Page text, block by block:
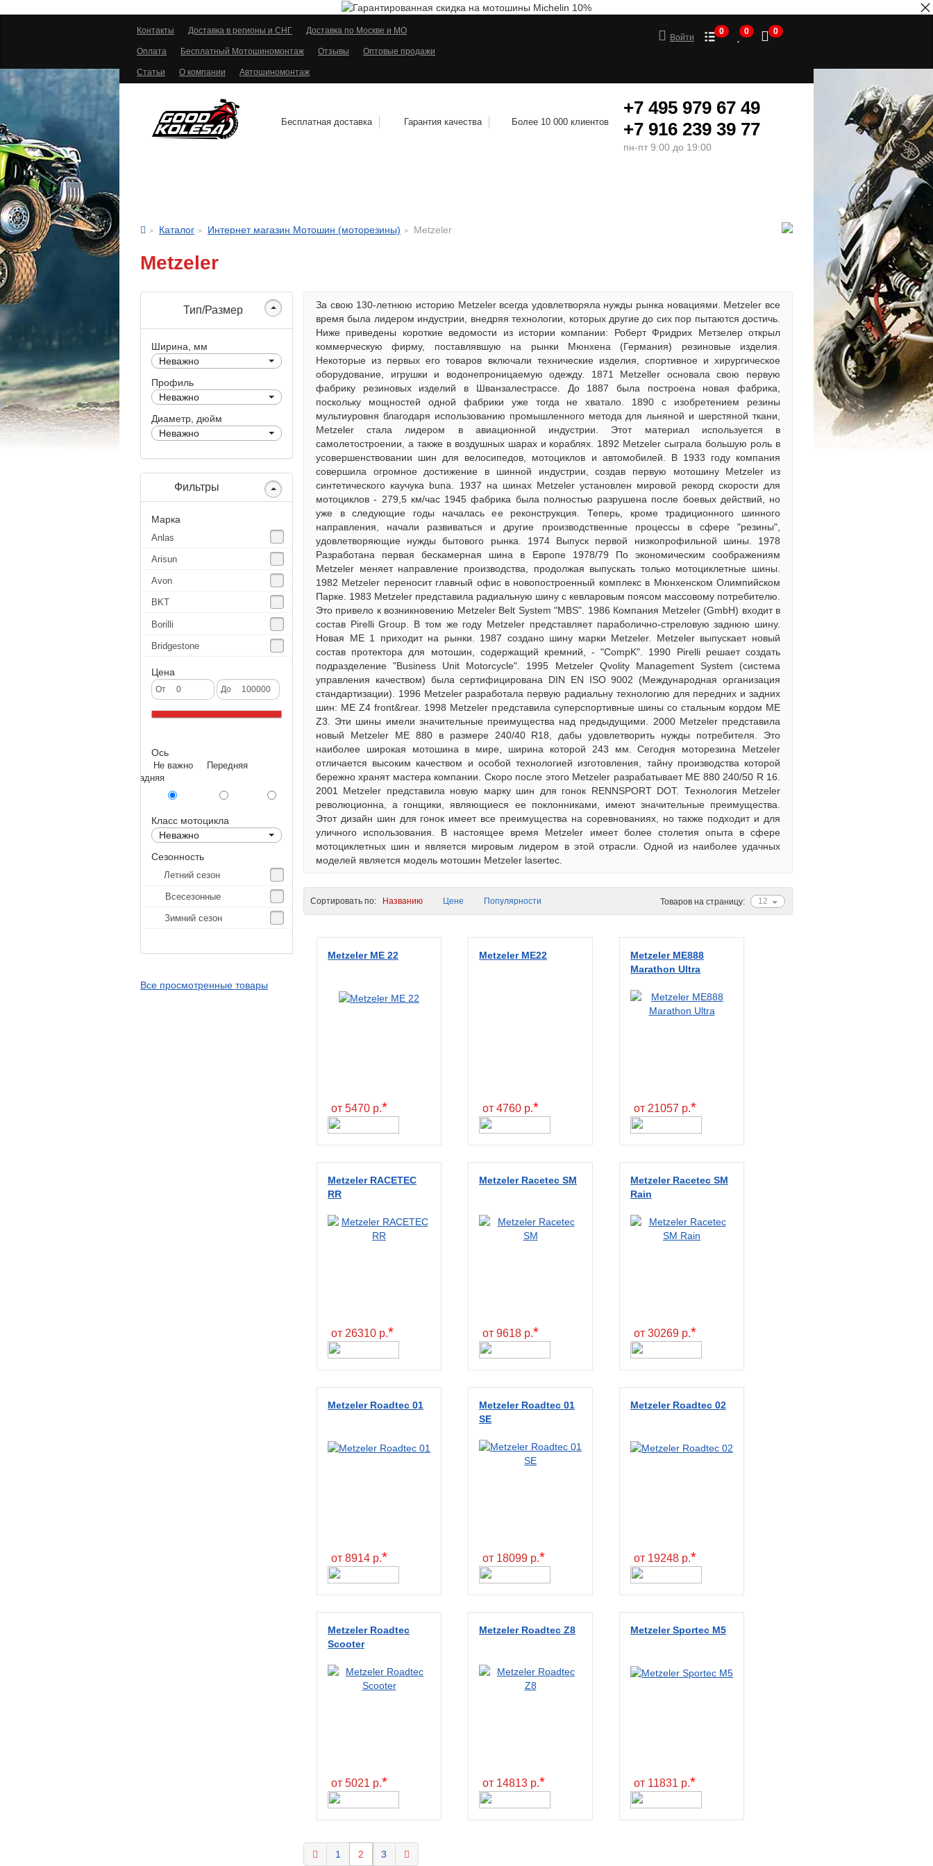
Контакты Доставка в регионы и СНГ Доставка по Москве и МО
Оплата Бесплатный Мотошиномонтаж Отзывы Оптовые продажи
Статьи О компании Автошиномонтаж
Войти
0 0 0
Бесплатная доставка Гарантия качества Более 10 000 клиентов
+7 495 979 67 49
+7 916 239 39 77
пн-пт 9:00 до 19:00
Каталог Интернет магазин Мотошин (моторезины) Metzeler
Metzeler
Тип/Размер
Ширина, мм
Неважно
Профиль
Неважно
Диаметр, дюйм
Неважно
Фильтры
Марка
Anlas
Arisun
Avon
BKT
Borilli
Bridgestone
Continental
CST
Deestone
Excel
Forerunner
GoldenTyre
Gummy
Heidenau
IRC
Maxxis
Цена
От До
Ось
Не важно Передняя
Задняя
Класс мотоцикла
Неважно
Сезонность
Летний сезон
Всесезонные
Зимний сезон
Все просмотренные товары
За свою 130-летнюю историю Metzeler всегда удовлетворяла нужды рынка новациями. Metzeler все
время была лидером индустрии, внедряя технологии, которых другие до сих пор пытаются достичь.
Ниже приведены короткие ведомости из истории компании: Роберт Фридрих Метзелер открыл
коммерческую фирму, поставлявшую на рынки Мюнхена (Германия) резиновые изделия.
Некоторые из первых его товаров включали технические изделия, спортивное и хирургическое
оборудование, игрушки и водонепроницаемую одежду. 1871 Мetzeller основала свою первую
фабрику резиновых изделий в Шванзалестрассе. До 1887 была построена новая фабрика,
поскольку мощностей одной фабрики уже тогда не хватало. 1890 с изобретением резины
мультиуровня благодаря использованию промышленного метода для льняной и шерстяной ткани,
Меtzeler стала лидером в авиационной индустрии. Этот материал используется в
самолетостроении, а также в воздушных шарах и кораблях. 1892 Меtzeler сыграла большую роль в
усовершенствовании шин для велосипедов, мотоциклов и автомобилей. В 1933 году компания
совершила огромное достижение в шинной индустрии, создав первую мотошину Metzeler из
синтетического каучука buna. 1937 на шинах Меtzeler установлен мировой рекорд скорости для
мотоциклов - 279,5 км/час 1945 фабрика была полностью разрушена после боевых действий, но
уже в следующие годы началась ее реконструкция. Теперь, кроме традиционного шинного
направления, начали развиваться и другие производственные процессы в сфере "резины",
удовлетворяющие нужды бытового рынка. 1974 Выпуск первой низкопрофильной шины. 1978
Разработана первая бескамерная шина в Европе 1978/79 По экономическим соображениям
Меtzeler меняет направление производства, продолжая выпускать только мотоциклетные шины.
1982 Меtzeler переносит главный офис в новопостроенный комплекс в Мюнхенском Олимпийском
Парке. 1983 Меtzeler представила радиальную шину с кевларовым поясом массовому потребителю.
Это привело к возникновению Metzeler Belt System "MBS". 1986 Компания Меtzeler (GmbH) входит в
состав Pirelli Group. В том же году Меtzeler представляет параболично-стреловую заднюю шину.
Новая МЕ 1 приходит на рынки. 1987 создано шину марки Меtzeler. Меtzeler выпускает новый
состав протектора для мотошин, содержащий кремний, - "CompK". 1990 Pirelli решает создать
подразделение "Business Unit Motorcycle". 1995 Меtzeler Qvolity Management System (система
управления качеством) была сертифицирована DIN EN ISO 9002 (Международная организация
стандартизации). 1996 Меtzeler разработала первую радиальну технологию для передних и задних
шин: ME Z4 front&rear. 1998 Меtzeler представила суперспортивные шины со стальным кордом ME
Z3. Эти шины имели значительные преимущества над предыдущими. 2000 Меtzeler представила
новый Меtzeler МЕ 880 в размере 240/40 R18, дабы удовлетворить нужды потребителя. Это
наиболее широкая мотошина в мире, ширина которой 243 мм. Сегодня моторезина Metzeler
отличается высоким качеством и особой технологией изготовления, тайну производства которой
бережно хранят мастера компании. Скоро после этого Меtzeler разрабатывает МЕ 880 240/50 R 16.
2001 Меtzeler представила новую марку шин для гонок RENNSPORT DOT. Технология Меtzeler
революционна, а гонщики, являющиеся ее поклонниками, имеют значительные преимущества.
Этот дизайн шин для гонок имеет все преимущества на соревнованиях, но также подходит и для
уличного использования. В настоящее время Меtzeler имеет более столетия опыта в сфере
мотоциклетных шин и является мировым лидером в этой отрасли. Одной из наиболее удачных
моделей является модель мотошин Metzeler lasertec.
12
Товаров на страницу:
Сортировать по: Названию Цене Популярности
Metzeler ME 22
от 5470 р.*
Metzeler ME22
от 4760 р.*
Metzeler ME888
Marathon Ultra
от 21057 р.*
Metzeler RACETEC
RR
от 26310 р.*
Metzeler Racetec SM
от 9618 р.*
Metzeler Racetec SM
Rain
от 30269 р.*
Metzeler Roadtec 01
от 8914 р.*
Metzeler Roadtec 01
SE
от 18099 р.*
Metzeler Roadtec 02
от 19248 р.*
Metzeler Roadtec
Scooter
от 5021 р.*
Metzeler Roadtec Z8
от 14813 р.*
Metzeler Sportec M5
от 11831 р.*
1 2 3